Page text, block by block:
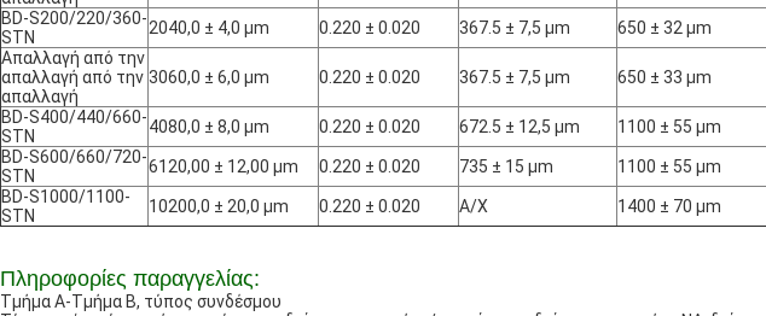
BD-S200/220/360-
STN
2040,0 ± 4,0 μm 0.220 ± 0.020 367.5 ± 7,5 μm 650 ± 32 μm
Απαλλαγή από την
απαλλαγή από την
απαλλαγή
3060,0 ± 6,0 μm 0.220 ± 0.020 367.5 ± 7,5 μm 650 ± 33 μm
BD-S400/440/660-
STN
4080,0 ± 8,0 μm 0.220 ± 0.020 672.5 ± 12,5 μm 1100 ± 55 μm
BD-S600/660/720-
STN
6120,00 ± 12,00 μm 0.220 ± 0.020 735 ± 15 μm 1100 ± 55 μm
BD-S1000/1100-
STN
10200,0 ± 20,0 μm 0.220 ± 0.020 Α/Χ 1400 ± 70 μm
Πληροφορίες παραγγελίας:
Τμήμα A-Τμήμα B, τύπος συνδέσμου